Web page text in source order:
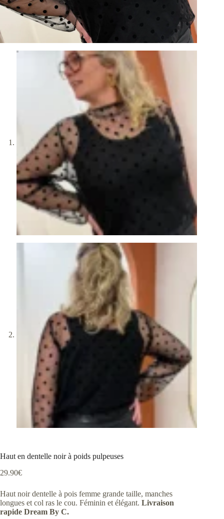
Haut en dentelle noir à poids pulpeuses
29.90€
Haut noir dentelle à pois femme grande taille, manches
longues et col ras le cou. Féminin et élégant. Livraison
rapide Dream By C.